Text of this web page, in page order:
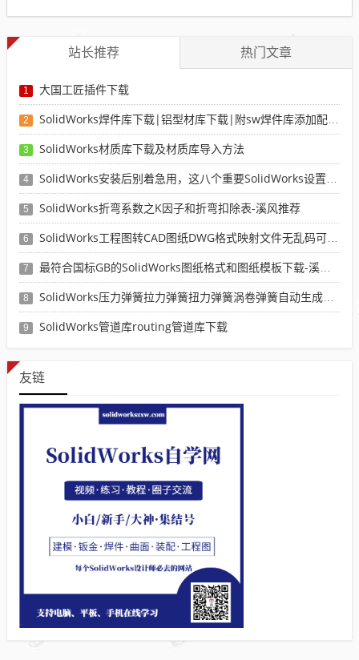
站长推荐 热门文章
1 大国工匠插件下载
2 SolidWorks焊件库下载|铝型材库下载|附sw焊件库添加配置使用教程
3 SolidWorks材质库下载及材质库导入方法
4 SolidWorks安装后别着急用，这八个重要SolidWorks设置可以提高你的画图效率
5 SolidWorks折弯系数之K因子和折弯扣除表-溪风推荐
6 SolidWorks工程图转CAD图纸DWG格式映射文件无乱码可分层-溪风亲测推荐
7 最符合国标GB的SolidWorks图纸格式和图纸模板下载-溪风专用版
8 SolidWorks压力弹簧拉力弹簧扭力弹簧涡卷弹簧自动生成宏程序下载
9 SolidWorks管道库routing管道库下载
友链